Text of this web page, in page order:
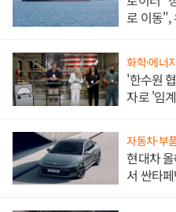
로 이동",
화학·에너지
'한수원
자로 '임
자동차·부
현대차
서 싼타